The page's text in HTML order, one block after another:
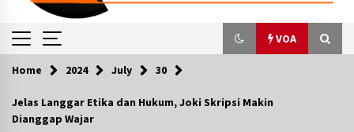
VOA
VOA
Home 2024 July 30
Jelas Langgar Etika dan Hukum, Joki Skripsi Makin
Dianggap Wajar